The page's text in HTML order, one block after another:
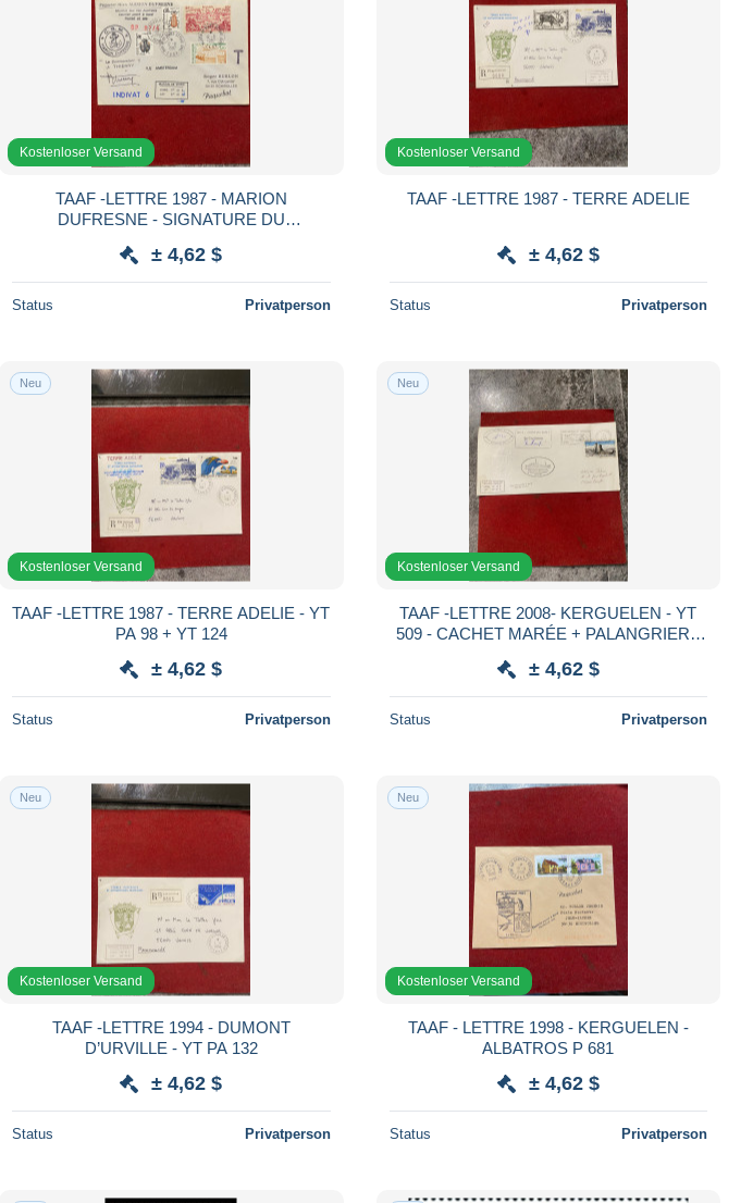
Kostenloser Versand
TAAF -LETTRE 1987 - MARION
DUFRESNE - SIGNATURE DU
± 4,62 $
Status Privatperson
Kostenloser Versand
TAAF -LETTRE 1987 - TERRE ADELIE
± 4,62 $
Status Privatperson
Neu
Kostenloser Versand
TAAF -LETTRE 1987 - TERRE ADELIE - YT
PA 98 + YT 124
± 4,62 $
Status Privatperson
Neu
Kostenloser Versand
TAAF -LETTRE 2008- KERGUELEN - YT
509 - CACHET MARÉE + PALANGRIER -
± 4,62 $
Status Privatperson
Neu
Kostenloser Versand
TAAF -LETTRE 1994 - DUMONT
D’URVILLE - YT PA 132
± 4,62 $
Status Privatperson
Neu
Kostenloser Versand
TAAF - LETTRE 1998 - KERGUELEN -
ALBATROS P 681
± 4,62 $
Status Privatperson